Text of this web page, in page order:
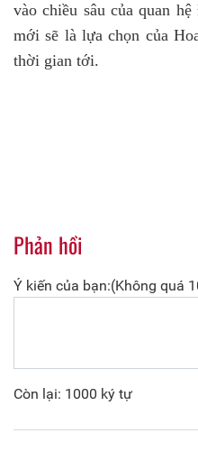
vào chiều sâu của quan
mới sẽ là lựa chọn của
thời gian tới.
Phản hồi
Ý kiến của bạn:(Không quá
Còn lại: 1000 ký tự